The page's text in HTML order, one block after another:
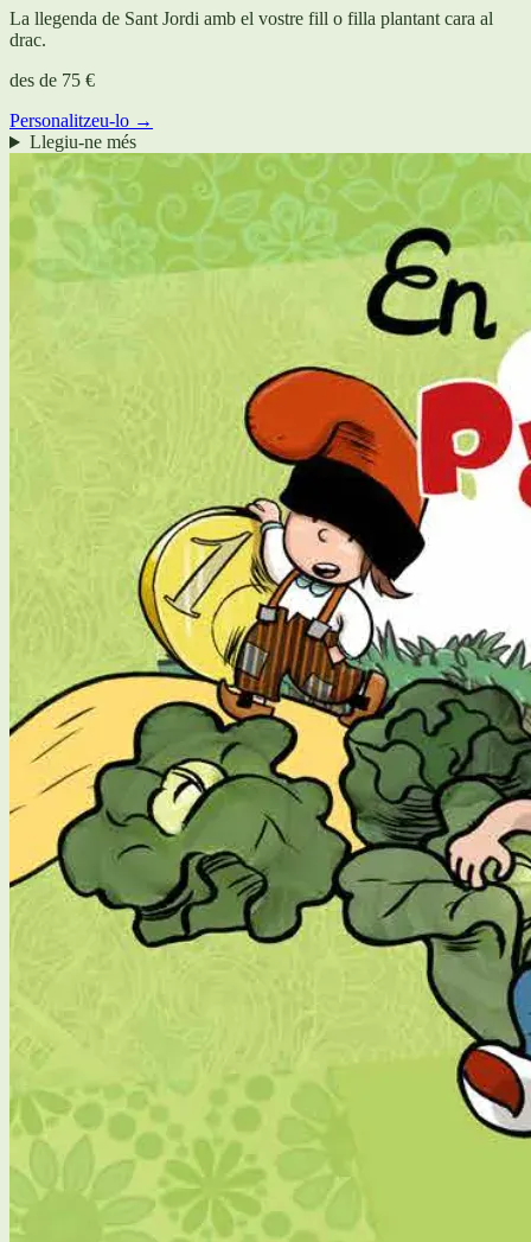
La llegenda de Sant Jordi amb el vostre fill o filla plantant cara al
drac.
des de 75 €
Personalitzeu-lo →
Llegiu-ne més